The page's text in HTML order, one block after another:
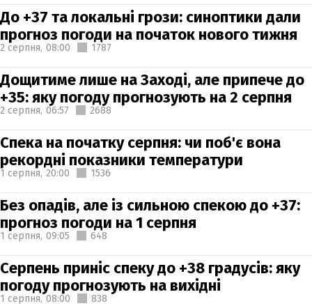
До +37 та локальні грози: синоптики дали
прогноз погоди на початок нового тижня
2 серпня, 08:00 1787
Дощитиме лише на Заході, але припече до
+35: яку погоду прогнозують на 2 серпня
2 серпня, 06:57 2688
Спека на початку серпня: чи поб'є вона
рекордні показники температури
1 серпня, 20:00 1536
Без опадів, але із сильною спекою до +37:
прогноз погоди на 1 серпня
1 серпня, 09:05 648
Серпень приніс спеку до +38 градусів: яку
погоду прогнозують на вихідні
1 серпня, 08:00 838